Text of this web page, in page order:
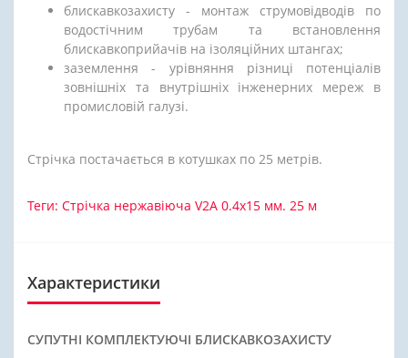
блискавкозахисту - монтаж струмовідводів по
водостічним трубам та встановлення
блискавкоприйачів на ізоляційних штангах;
заземлення - урівняння різниці потенціалів
зовнішніх та внутрішніх інженерних мереж в
промисловій галузі.
Стрічка постачається в котушках по 25 метрів.
Теги: Стрічка нержавіюча V2A 0.4х15 мм. 25 м
Характеристики
СУПУТНІ КОМПЛЕКТУЮЧІ БЛИСКАВКОЗАХИСТУ